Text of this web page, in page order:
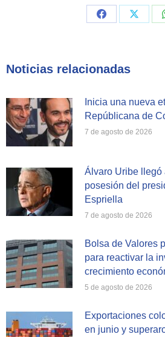
Share
Share
Noticias relacionadas
Inicia una nueva
Repúblicana de
7 de agosto de 2026
Álvaro Uribe llegó
posesión del
Espriella
7 de agosto de 2026
Bolsa de Valores
para reactivar la
crecimiento
5 de agosto de 2026
Exportaciones
en junio y